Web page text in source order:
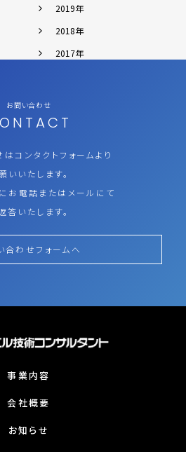
2019年
2018年
2017年
お問い合わせ
コンタクトフォームより
いいたします。
お電話またはメールにて
答いたします。
合わせフォームへ
事業内容
会社概要
お知らせ